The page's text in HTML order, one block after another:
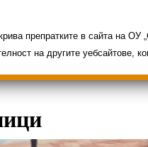
2025/2026
препратките в сайта на
на другите уебсайтове,